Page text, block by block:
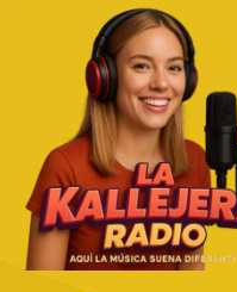
de autos
atacado por un
la